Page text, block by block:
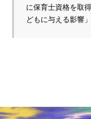
に保育士資格を取
どもに与える影響